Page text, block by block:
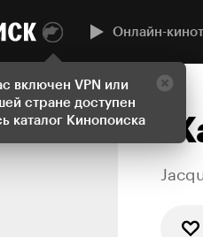
включен VPN или
стране доступен
каталог Кинопоиска
Онлайн-